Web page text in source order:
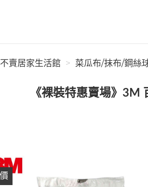
家生活館
賣居家生活館
菜瓜布/抹布/鋼絲
《裸裝特惠賣場》3M